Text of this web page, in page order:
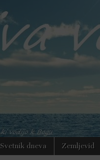
Svetnik dneva Zemljevid